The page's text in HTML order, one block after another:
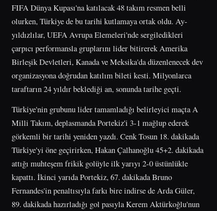
FIFA Dünya Kupası'na katılacak 48 takım resmen belli
olurken, Türkiye de bu tarihi kutlamaya ortak oldu. Ay-
yıldızlılar, UEFA Avrupa Elemeleri'nde sergiledikleri
çarpıcı performansla gruplarını lider bitirerek Amerika
Birleşik Devletleri, Kanada ve Meksika'da düzenlenecek dev
organizasyona doğrudan katılım bileti kesti. Milyonlarca
taraftarın 24 yıldır beklediği an, sonunda tarihe geçti.
Türkiye'nin grubunu lider tamamladığı belirleyici maçta A
Milli Takım, deplasmanda Portekiz'i 3-1 mağlup ederek
görkemli bir tarihi yeniden yazdı. Cenk Tosun 18. dakikada
Türkiye'yi öne geçirirken, Hakan Çalhanoğlu 45+2. dakikada
attığı muhteşem frikik golüyle ilk yarıyı 2-0 üstünlükle
kapattı. İkinci yarıda Portekiz, 67. dakikada Bruno
Fernandes'in penaltısıyla farkı bire indirse de Arda Güler,
89. dakikada hazırladığı gol pasıyla Kerem Aktürkoğlu'nun